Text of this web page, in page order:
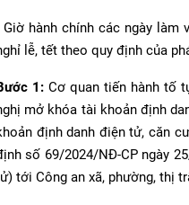
Giờ hành chính các ngày
lễ, tết theo quy định của
1: Cơ quan tiến hành tố
mở khóa tài khoản định
định danh điện tử, căn
số 69/2024/NĐ-CP ngày
tới Công an xã, phường, thị